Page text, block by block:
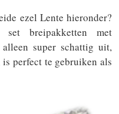
ezel Lente hieronder?
breipakketten met
super schattig uit,
perfect te gebruiken als